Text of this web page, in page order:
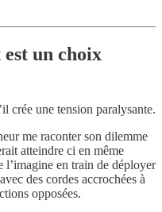
un choix
crée une tension paralysante.
me raconter son dilemme
atteindre ci en même
l’imagine en train de déployer
des cordes accrochées à
opposées.